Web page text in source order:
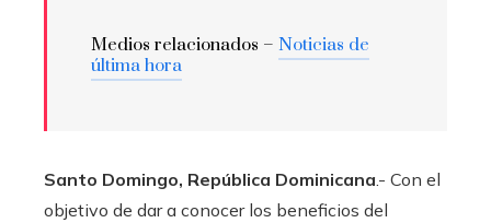
Medios relacionados – Noticias de
última hora
Santo Domingo, República Dominicana .- Con el
objetivo de dar a conocer los beneficios del